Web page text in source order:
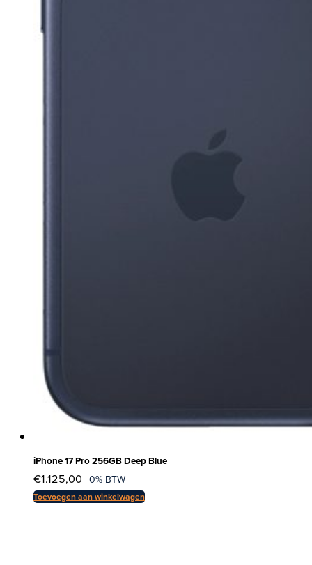
iPhone 17 Pro 256GB Deep Blue
€1.125,00 0% BTW
Toevoegen aan winkelwagen